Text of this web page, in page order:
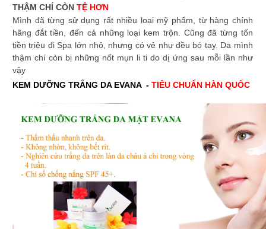
THẬM CHÍ CÒN TỆ HƠN
Mình đã từng sử dụng rất nhiều loại mỹ phẩm, từ hàng chính
hãng đắt tiền, đến cả những loại kem trộn. Cũng đã từng tốn
tiền triệu đi Spa lớn nhỏ, nhưng có vẻ như đều bó tay. Da mình
thậm chí còn bị những nốt mụn li ti do dị ứng sau mỗi lần như
vậy
KEM DƯỠNG TRẮNG DA EVANA - TIÊU CHUẨN HÀN QUỐC